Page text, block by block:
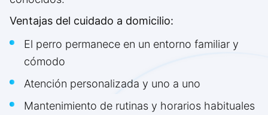
Ventajas del cuidado a domicilio:
El perro permanece en un entorno familiar y
cómodo
Atención personalizada y uno a uno
Mantenimiento de rutinas y horarios habituales